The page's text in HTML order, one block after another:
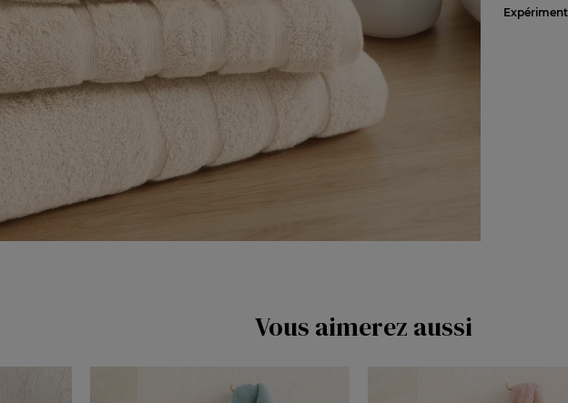
Vous aimerez aussi